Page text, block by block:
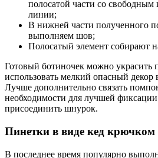
полосатой части со
линии;
В нижней части полученного
выполняем шов;
Полосатый элемент собирают
Готовый ботиночек можно
использовать мелкий опасный декор
Лучше дополнительно связать
необходимости для лучшей
присоединить шнурок.
Пинетки в виде кед крючком
В последнее время популярно